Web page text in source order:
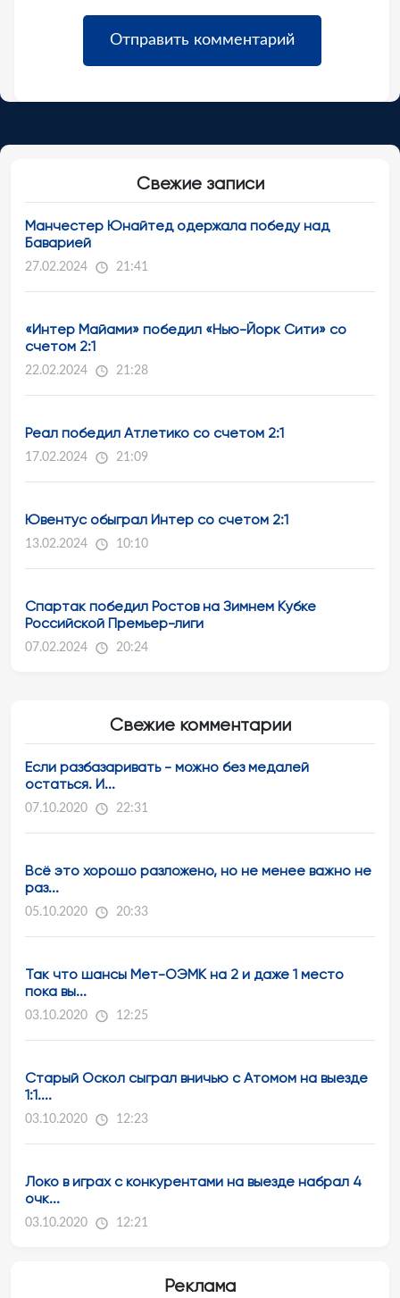
Свежие записи
Манчестер Юнайтед одержала победу над
Баварией
27.02.2024 21:41
«Интер Майами» победил «Нью-Йорк Сити» со
счетом 2:1
22.02.2024 21:28
Реал победил Атлетико со счетом 2:1
17.02.2024 21:09
Ювентус обыграл Интер со счетом 2:1
13.02.2024 10:10
Спартак победил Ростов на Зимнем Кубке
Российской Премьер-лиги
07.02.2024 20:24
Свежие комментарии
Если разбазаривать - можно без медалей
остаться. И...
07.10.2020 22:31
Всё это хорошо разложено, но не менее важно не
раз...
05.10.2020 20:33
Так что шансы Мет-ОЭМК на 2 и даже 1 место
пока вы...
03.10.2020 12:25
Старый Оскол сыграл вничью с Атомом на выезде
1:1....
03.10.2020 12:23
Локо в играх с конкурентами на выезде набрал 4
очк...
03.10.2020 12:21
Реклама